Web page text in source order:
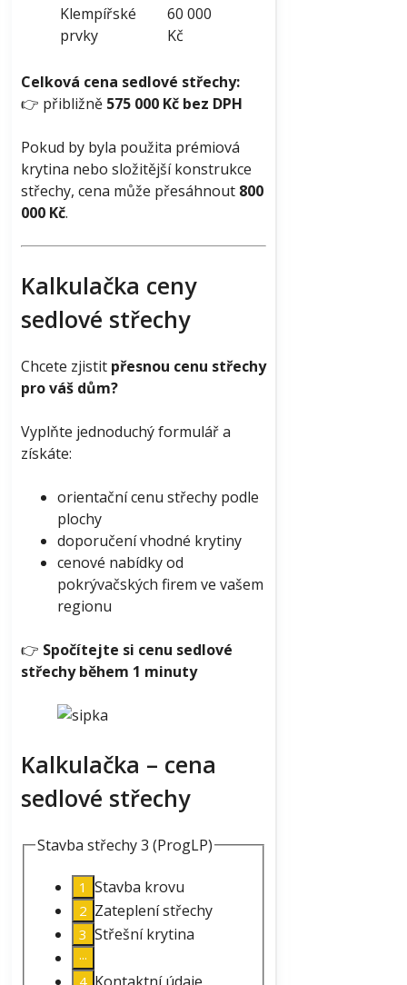
Klempířské
prvky
60 000
Kč
Celková cena sedlové střechy:
👉 přibližně 575 000 Kč bez DPH
Pokud by byla použita prémiová
krytina nebo složitější konstrukce
střechy, cena může přesáhnout 800
000 Kč.
Kalkulačka ceny
sedlové střechy
Chcete zjistit přesnou cenu střechy
pro váš dům?
Vyplňte jednoduchý formulář a
získáte:
orientační cenu střechy podle
plochy
doporučení vhodné krytiny
cenové nabídky od
pokrývačských firem ve vašem
regionu
👉 Spočítejte si cenu sedlové
střechy během 1 minuty
Kalkulačka – cena
sedlové střechy
Stavba střechy 3 (ProgLP)
Stavba krovu
Zateplení střechy
Střešní krytina